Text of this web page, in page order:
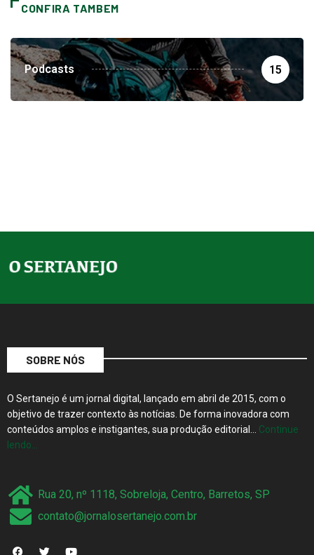
CONFIRA TAMBEM
Podcasts 15
SOBRE NÓS
O Sertanejo é um jornal digital, lançado em abril de 2015, com o
objetivo de trazer contexto às notícias. De forma inovadora com
conteúdos amplos e instigantes, sua produção editorial… Continue
lendo…
Rua 20, nº 1118, Sobreloja, Centro, Barretos, SP
contato@jornalosertanejo.com.br